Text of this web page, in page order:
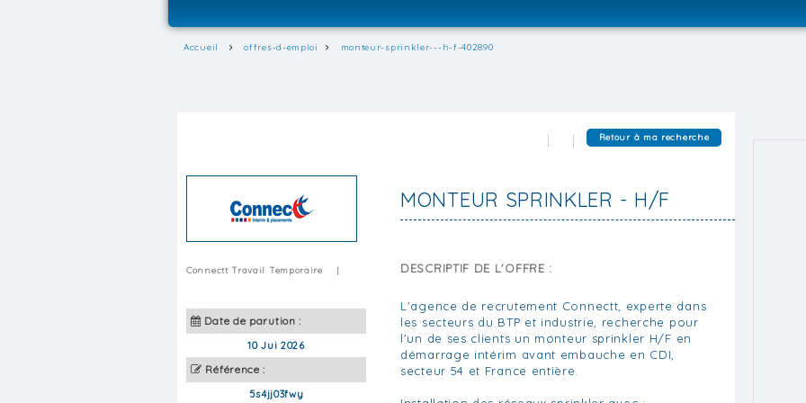
Accueil offres-d-emploi monteur-sprinkler---h-f-402890
Retour à ma recherche
MONTEUR SPRINKLER - H/F
Connectt Travail Temporaire |
Date de parution :
10 Jui 2026
Référence :
5s4jj03fwy
DESCRIPTIF DE L'OFFRE :
L'agence de recrutement Connectt, experte dans
les secteurs du BTP et industrie, recherche pour
l'un de ses clients un monteur sprinkler H/F en
démarrage intérim avant embauche en CDI,
secteur 54 et France entière.